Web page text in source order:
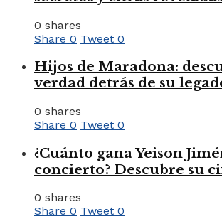
0 shares
Share 0 Tweet 0
Hijos de Maradona:
verdad detrás de su
0 shares
Share 0 Tweet 0
¿Cuánto gana Yeison
concierto? Descubre su
0 shares
Share 0 Tweet 0